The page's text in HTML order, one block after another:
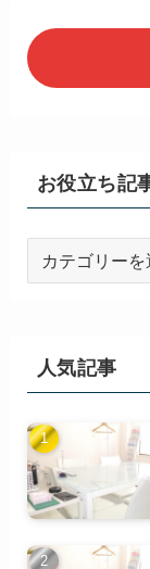
お役立ち記
テ
ゴ
リ
ー
別）
人気記事